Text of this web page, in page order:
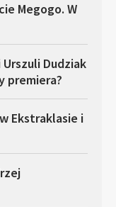
Megogo. W
Dudziak
premiera?
Ekstraklasie i